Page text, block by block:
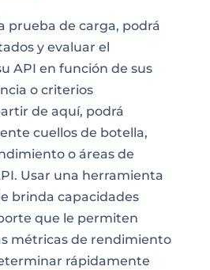
prueba de carga, podrá
y evaluar el
API en función de sus
o criterios
de aquí, podrá
cuellos de botella,
o áreas de
Usar una herramienta
brinda capacidades
que le permiten
métricas de rendimiento
rápidamente